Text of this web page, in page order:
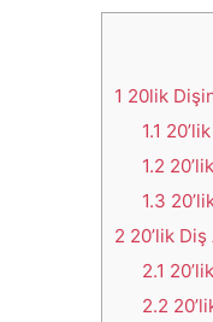
1 20lik
1.1
1.2
1.3
2 20’lik
2.1
2.2